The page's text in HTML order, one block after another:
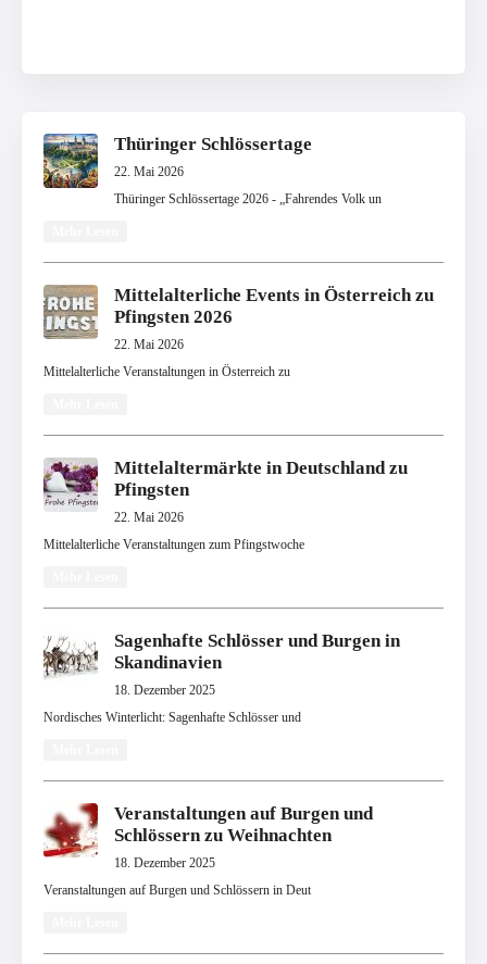
Thüringer Schlössertage
22. Mai 2026
Thüringer Schlössertage 2026 - „Fahrendes Volk un
Mittelalterliche Events in Österreich zu
Pfingsten 2026
22. Mai 2026
Mittelalterliche Veranstaltungen in Österreich zu
Mittelaltermärkte in Deutschland zu
Pfingsten
22. Mai 2026
Mittelalterliche Veranstaltungen zum Pfingstwoche
Sagenhafte Schlösser und Burgen in
Skandinavien
18. Dezember 2025
Nordisches Winterlicht: Sagenhafte Schlösser und
Veranstaltungen auf Burgen und
Schlössern zu Weihnachten
18. Dezember 2025
Veranstaltungen auf Burgen und Schlössern in Deut